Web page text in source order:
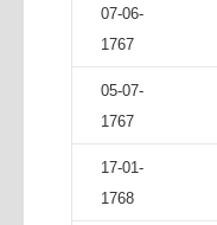
07-06-
1767
05-07-
1767
17-01-
1768